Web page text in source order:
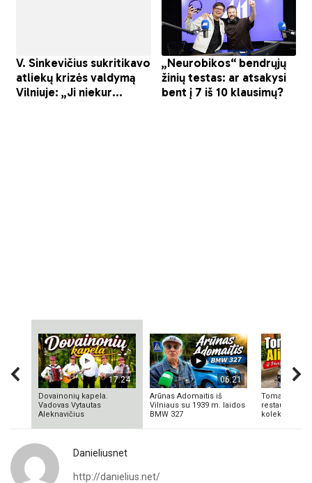
17:24
Dovainonių kapela.
Vadovas Vytautas
Aleknavičius
06:21
Arūnas Adomaitis iš
Vilniaus su 1939 m. laidos
BMW 327
Tomas
Danieliusnet
http://danielius.net/